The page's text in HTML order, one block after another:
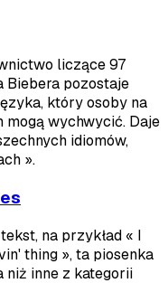
liczące 97
Biebera pozostaje
który osoby na
mogą wychwycić. Daje
idiomów,
».
na przykład « I
thing », ta piosenka
niż inne z kategorii